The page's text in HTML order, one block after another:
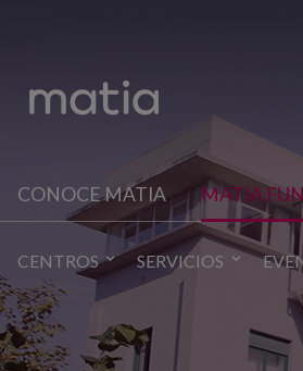
CONOCE MATIA MATIA
CENTROS SERVICIOS